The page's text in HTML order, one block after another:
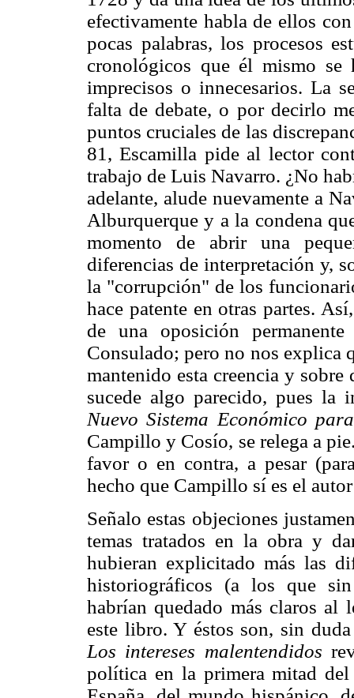
efectivamente habla de ellos
pocas palabras, los procesos
cronológicos que él mismo
imprecisos o innecesarios. La
falta de debate, o por decirlo
puntos cruciales de las
81, Escamilla pide al lector
trabajo de Luis Navarro. ¿No
adelante, alude nuevamente a
Alburquerque y a la condena
momento de abrir una
diferencias de interpretación y,
la "corrupción" de los
hace patente en otras partes.
de una oposición
Consulado; pero no nos explica
mantenido esta creencia y sobre
sucede algo parecido, pues la
Nuevo Sistema Económico
Campillo y Cosío, se relega a
favor o en contra, a pesar
hecho que Campillo sí es el
Señalo estas objeciones
temas tratados en la obra y
hubieran explicitado más las
historiográficos (a los que
habrían quedado más claros al
este libro. Y éstos son, sin
Los intereses malentendidos
política en la primera mitad